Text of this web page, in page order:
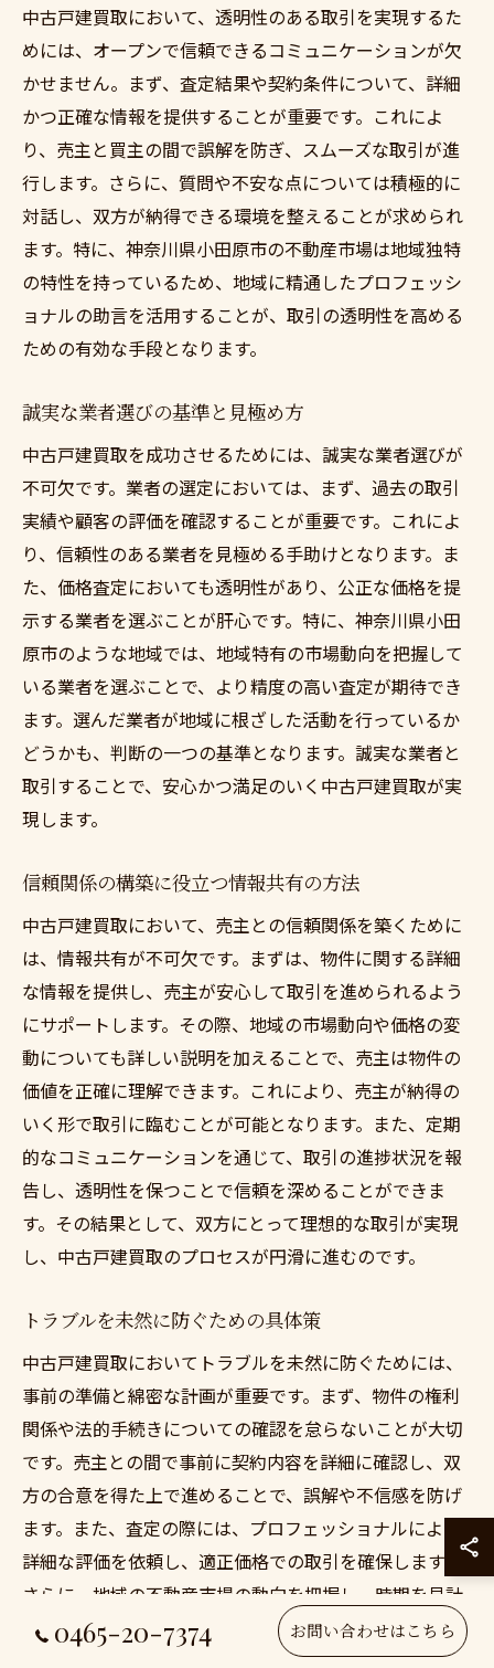
中古戸建買取において、透明性のある取引を実現するた
めには、オープンで信頼できるコミュニケーションが欠
かせません。まず、査定結果や契約条件について、詳細
かつ正確な情報を提供することが重要です。これによ
り、売主と買主の間で誤解を防ぎ、スムーズな取引が進
行します。さらに、質問や不安な点については積極的に
対話し、双方が納得できる環境を整えることが求められ
ます。特に、神奈川県小田原市の不動産市場は地域独特
の特性を持っているため、地域に精通したプロフェッシ
ョナルの助言を活用することが、取引の透明性を高める
ための有効な手段となります。
誠実な業者選びの基準と見極め方
中古戸建買取を成功させるためには、誠実な業者選びが
不可欠です。業者の選定においては、まず、過去の取引
実績や顧客の評価を確認することが重要です。これによ
り、信頼性のある業者を見極める手助けとなります。ま
た、価格査定においても透明性があり、公正な価格を提
示する業者を選ぶことが肝心です。特に、神奈川県小田
原市のような地域では、地域特有の市場動向を把握して
いる業者を選ぶことで、より精度の高い査定が期待でき
ます。選んだ業者が地域に根ざした活動を行っているか
どうかも、判断の一つの基準となります。誠実な業者と
取引することで、安心かつ満足のいく中古戸建買取が実
現します。
信頼関係の構築に役立つ情報共有の方法
中古戸建買取において、売主との信頼関係を築くために
は、情報共有が不可欠です。まずは、物件に関する詳細
な情報を提供し、売主が安心して取引を進められるよう
にサポートします。その際、地域の市場動向や価格の変
動についても詳しい説明を加えることで、売主は物件の
価値を正確に理解できます。これにより、売主が納得の
いく形で取引に臨むことが可能となります。また、定期
的なコミュニケーションを通じて、取引の進捗状況を報
告し、透明性を保つことで信頼を深めることができま
す。その結果として、双方にとって理想的な取引が実現
し、中古戸建買取のプロセスが円滑に進むのです。
トラブルを未然に防ぐための具体策
中古戸建買取においてトラブルを未然に防ぐためには、
事前の準備と綿密な計画が重要です。まず、物件の権利
関係や法的手続きについての確認を怠らないことが大切
です。売主との間で事前に契約内容を詳細に確認し、双
方の合意を得た上で進めることで、誤解や不信感を防げ
ます。また、査定の際には、プロフェッショナルによる
詳細な評価を依頼し、適正価格での取引を確保します。
さらに、地域の不動産市場の動向を把握し、時期を見計
らって取引を行うことで、リスクを最小限に抑えること
ができます。こうした具体策を講じることで、中古戸建
0465-20-7374 お問い合わせはこちら